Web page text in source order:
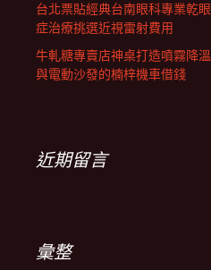
台北票貼經典台南眼科專業乾眼
症治療挑選近視雷射費用
牛軋糖專賣店神桌打造噴霧降溫
與電動沙發的楠梓機車借錢
近期留言
彙整